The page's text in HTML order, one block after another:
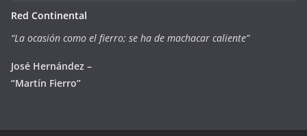
Red Continental
“La ocasión como el fierro; se ha de machacar caliente”
José Hernández –
“Martín Fierro”